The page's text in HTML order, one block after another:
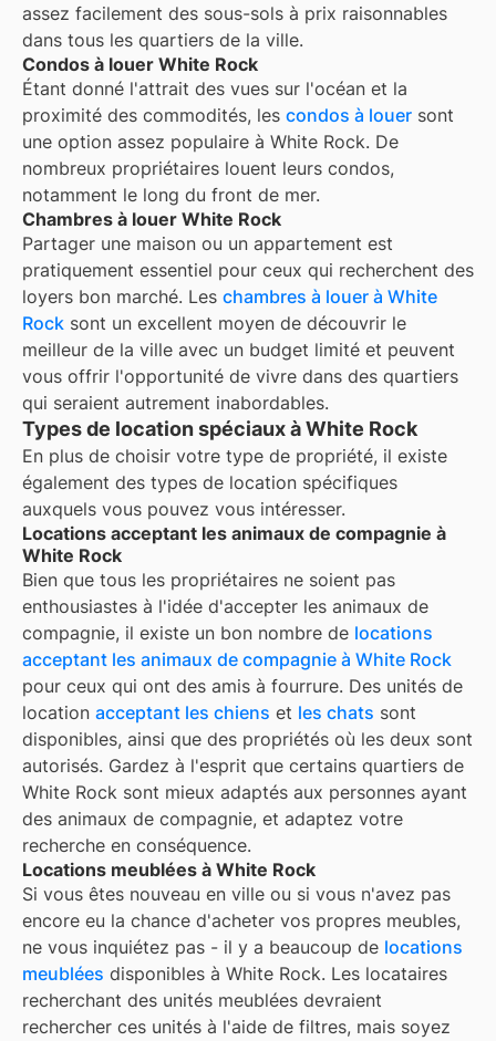
assez facilement des sous-sols à prix raisonnables
dans tous les quartiers de la ville.
Condos à louer White Rock
Étant donné l'attrait des vues sur l'océan et la
proximité des commodités, les condos à louer sont
une option assez populaire à White Rock. De
nombreux propriétaires louent leurs condos,
notamment le long du front de mer.
Chambres à louer White Rock
Partager une maison ou un appartement est
pratiquement essentiel pour ceux qui recherchent des
loyers bon marché. Les chambres à louer à White
Rock sont un excellent moyen de découvrir le
meilleur de la ville avec un budget limité et peuvent
vous offrir l'opportunité de vivre dans des quartiers
qui seraient autrement inabordables.
Types de location spéciaux à White Rock
En plus de choisir votre type de propriété, il existe
également des types de location spécifiques
auxquels vous pouvez vous intéresser.
Locations acceptant les animaux de compagnie à
White Rock
Bien que tous les propriétaires ne soient pas
enthousiastes à l'idée d'accepter les animaux de
compagnie, il existe un bon nombre de locations
acceptant les animaux de compagnie à White Rock
pour ceux qui ont des amis à fourrure. Des unités de
location acceptant les chiens et les chats sont
disponibles, ainsi que des propriétés où les deux sont
autorisés. Gardez à l'esprit que certains quartiers de
White Rock sont mieux adaptés aux personnes ayant
des animaux de compagnie, et adaptez votre
recherche en conséquence.
Locations meublées à White Rock
Si vous êtes nouveau en ville ou si vous n'avez pas
encore eu la chance d'acheter vos propres meubles,
ne vous inquiétez pas - il y a beaucoup de locations
meublées disponibles à White Rock. Les locataires
recherchant des unités meublées devraient
rechercher ces unités à l'aide de filtres, mais soyez